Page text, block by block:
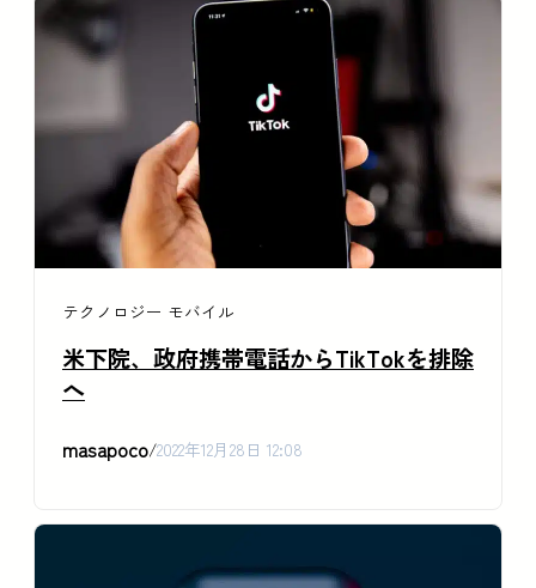
テクノロジー モバイル
米下院、政府携帯電話からTikTokを排除
へ
masapoco/2022年12月28日 12:08